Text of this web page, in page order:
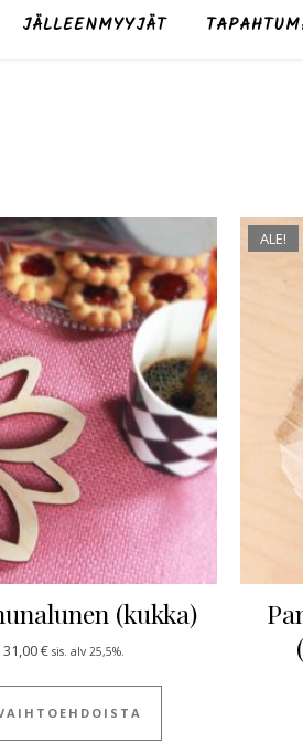
JÄLLEENMYYJÄT
(kukka)
31,00€Hintaluokka: 29,00 € - 31,00 €
sis. alv 25,5%.
Tällä tuotteella on
ALE!